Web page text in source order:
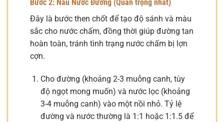
Bước 2: Nấu Nước Đường (Quan trọng nhất)
Đây là bước then chốt để tạo độ sánh và màu
sắc cho nước chấm, đồng thời giúp đường tan
hoàn toàn, tránh tình trạng nước chấm bị lợn
cợn.
Cho đường (khoảng 2-3 muỗng canh, tùy
độ ngọt mong muốn) và nước lọc (khoảng
3-4 muỗng canh) vào một nồi nhỏ. Tỷ lệ
đường và nước thường là 1:1 hoặc 1:1.5 để